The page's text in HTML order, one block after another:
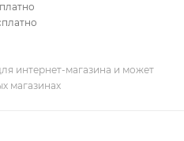
интернет-магазина и может
магазинах